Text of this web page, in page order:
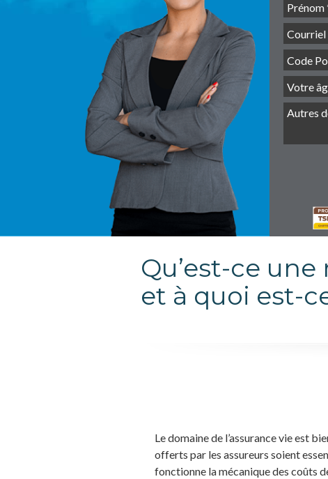
Qu’est-ce
et à quoi est-
Le domaine de l’assurance vie est
offerts par les assureurs soient
fonctionne la mécanique des coûts